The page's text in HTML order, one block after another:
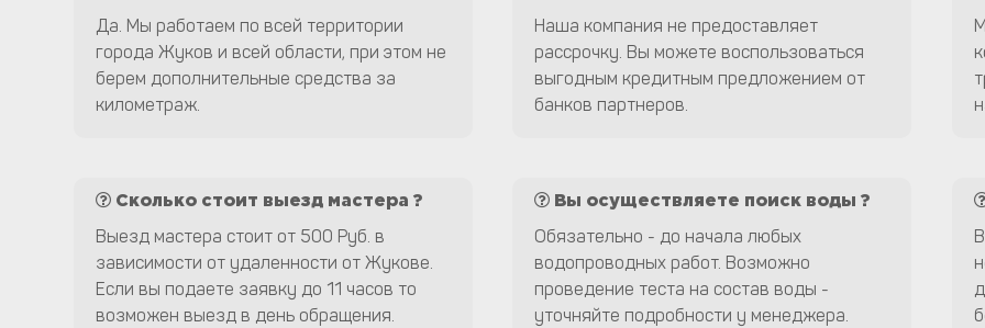
Да. Мы работаем по всей территории
города Жуков и всей области, при этом не
берем дополнительные средства за
километраж.
Наша компания не предоставляет
рассрочку. Вы можете воспользоваться
выгодным кредитным предложением от
банков партнеров.
Сколько стоит выезд мастера ?
Выезд мастера стоит от 500 Руб. в
зависимости от удаленности от Жукове.
Если вы подаете заявку до 11 часов то
возможен выезд в день обращения.
Вы осуществляете поиск воды ?
Обязательно - до начала любых
водопроводных работ. Возможно
проведение теста на состав воды -
уточняйте подробности у менеджера.